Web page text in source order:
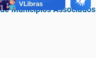
Municípios Associados